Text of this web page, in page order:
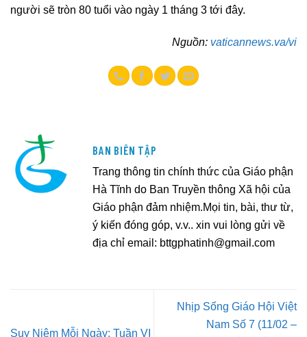
người sẽ tròn 80 tuổi vào ngày 1 tháng 3 tới đây.
Nguồn: vaticannews.va/vi
BAN BIÊN TẬP
Trang thông tin chính thức của Giáo phận
Hà Tĩnh do Ban Truyền thông Xã hội của
Giáo phận đảm nhiệm.Mọi tin, bài, thư từ,
ý kiến đóng góp, v.v.. xin vui lòng gửi về
địa chỉ email: bttgphatinh@gmail.com
Suy Niệm Mỗi Ngày: Tuần VI
Nhịp Sống Giáo Hội Việt
Nam Số 7 (11/02 –